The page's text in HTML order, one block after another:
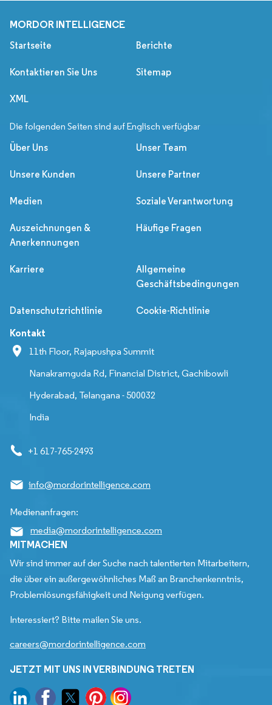
MORDOR INTELLIGENCE
Startseite Berichte
Kontaktieren Sie Uns Sitemap
XML
Die folgenden Seiten sind auf Englisch verfügbar
Über Uns Unser Team
Unsere Kunden Unsere Partner
Medien Soziale Verantwortung
Auszeichnungen &
Anerkennungen
Häufige Fragen
Karriere
Allgemeine
Geschäftsbedingungen
Datenschutzrichtlinie Cookie-Richtlinie
Kontakt
11th Floor, Rajapushpa Summit
Nanakramguda Rd, Financial District, Gachibowli
Hyderabad, Telangana - 500032
India
+1 617-765-2493
info@mordorintelligence.com
Medienanfragen:
media@mordorintelligence.com
MITMACHEN
Wir sind immer auf der Suche nach talentierten Mitarbeitern,
die über ein außergewöhnliches Maß an Branchenkenntnis,
Problemlösungsfähigkeit und Neigung verfügen.
Interessiert? Bitte mailen Sie uns.
careers@mordorintelligence.com
JETZT MIT UNS IN VERBINDUNG TRETEN